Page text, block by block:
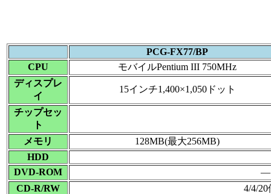
PCG-FX77/BP
CPU
モバイルPentium III 750MHz
ディスプレ
イ
15インチ1,400×1,050ドット
チップセッ
ト
メモリ
128MB(最大256MB)
HDD
DVD-ROM
―
CD-R/RW
4/4/